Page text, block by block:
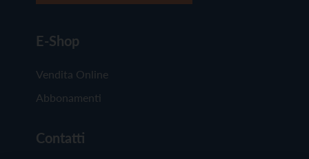
E-Shop
Vendita Online
Abbonamenti
Contatti